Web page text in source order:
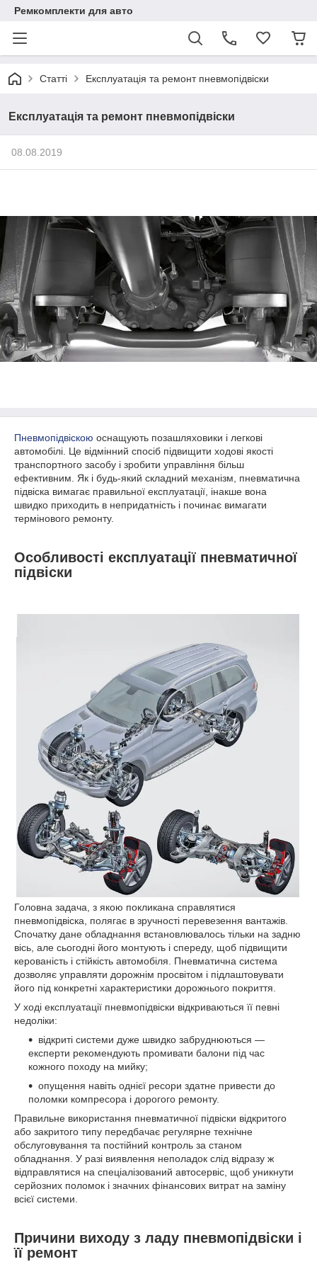
Ремкомплекти для авто
Статті Експлуатація та ремонт пневмопідвіски
Експлуатація та ремонт пневмопідвіски
08.08.2019
Пневмопідвіскою оснащують позашляховики і легкові
автомобілі. Це відмінний спосіб підвищити ходові якості
транспортного засобу і зробити управління більш
ефективним. Як і будь-який складний механізм, пневматична
підвіска вимагає правильної експлуатації, інакше вона
швидко приходить в непридатність і починає вимагати
термінового ремонту.
Особливості експлуатації пневматичної
підвіски
Головна задача, з якою покликана справлятися
пневмопідвіска, полягає в зручності перевезення вантажів.
Спочатку дане обладнання встановлювалось тільки на задню
вісь, але сьогодні його монтують і спереду, щоб підвищити
керованість і стійкість автомобіля. Пневматична система
дозволяє управляти дорожнім просвітом і підлаштовувати
його під конкретні характеристики дорожнього покриття.
У ході експлуатації пневмопідвіски відкриваються її певні
недоліки:
відкриті системи дуже швидко забруднюються —
експерти рекомендують промивати балони під час
кожного походу на мийку;
опущення навіть однієї ресори здатне привести до
поломки компресора і дорогого ремонту.
Правильне використання пневматичної підвіски відкритого
або закритого типу передбачає регулярне технічне
обслуговування та постійний контроль за станом
обладнання. У разі виявлення неполадок слід відразу ж
відправлятися на спеціалізований автосервіс, щоб уникнути
серйозних поломок і значних фінансових витрат на заміну
всієї системи.
Причини виходу з ладу пневмопідвіски і
її ремонт